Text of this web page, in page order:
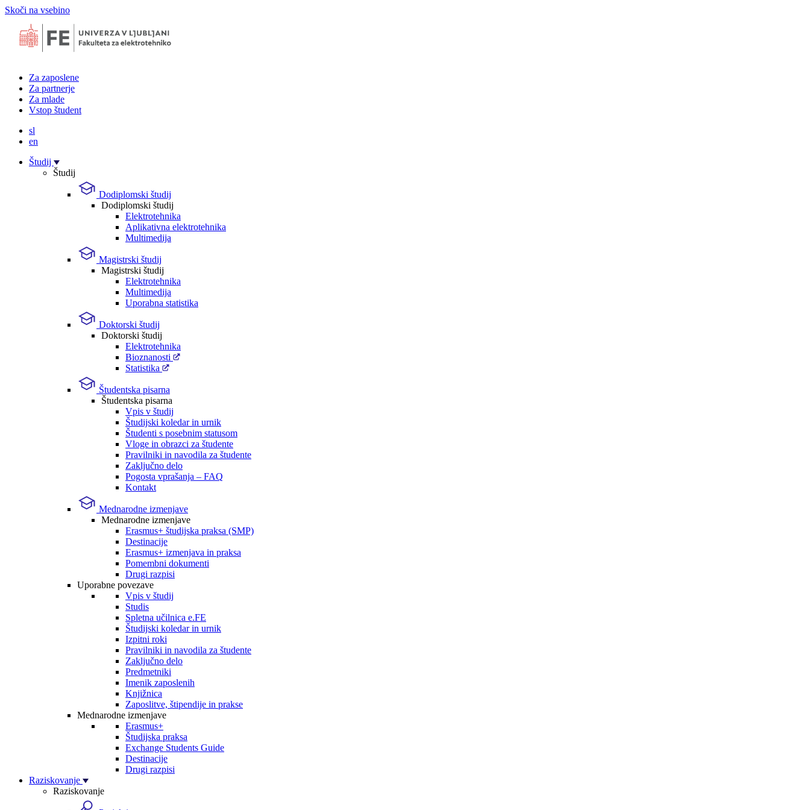
Skoči na vsebino
Za zaposlene
Za partnerje
Za mlade
Vstop študent
sl
en
Študij
Študij
Dodiplomski študij
Dodiplomski študij
Elektrotehnika
Aplikativna elektrotehnika
Multimedija
Magistrski študij
Magistrski študij
Elektrotehnika
Multimedija
Uporabna statistika
Doktorski študij
Doktorski študij
Elektrotehnika
Bioznanosti
Statistika
Študentska pisarna
Študentska pisarna
Vpis v študij
Študijski koledar in urnik
Študenti s posebnim statusom
Vloge in obrazci za študente
Pravilniki in navodila za študente
Zaključno delo
Pogosta vprašanja – FAQ
Kontakt
Mednarodne izmenjave
Mednarodne izmenjave
Erasmus+ študijska praksa (SMP)
Destinacije
Erasmus+ izmenjava in praksa
Pomembni dokumenti
Drugi razpisi
Uporabne povezave
Vpis v študij
Studis
Spletna učilnica e.FE
Študijski koledar in urnik
Izpitni roki
Pravilniki in navodila za študente
Zaključno delo
Predmetniki
Imenik zaposlenih
Knjižnica
Zaposlitve, štipendije in prakse
Mednarodne izmenjave
Erasmus+
Študijska praksa
Exchange Students Guide
Destinacije
Drugi razpisi
Raziskovanje
Raziskovanje